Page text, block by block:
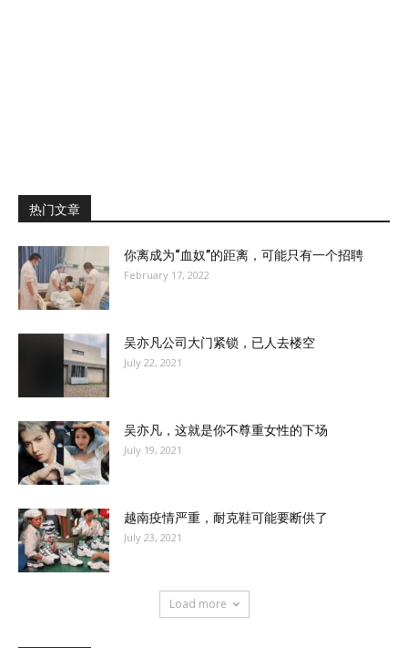
热门文章
你离成为“血奴”的距离，可能只有一个招聘
February 17, 2022
吴亦凡公司大门紧锁，已人去楼空
July 22, 2021
吴亦凡，这就是你不尊重女性的下场
July 19, 2021
越南疫情严重，耐克鞋可能要断供了
July 23, 2021
Load more